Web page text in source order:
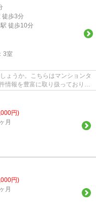
徒歩3分
駅 徒歩10分
3室
ょうか。こちらはマンションタ
情報を豊富に取り扱っておりま
円)
月
円)
月